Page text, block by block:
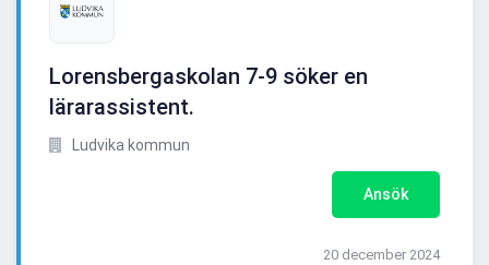
Lorensbergaskolan 7-9 söker en
lärarassistent.
Ludvika kommun
Ansök
20 december 2024